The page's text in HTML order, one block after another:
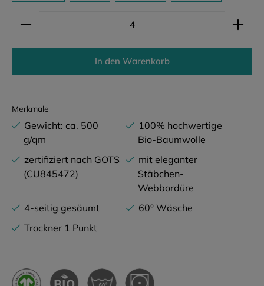
Produkt Anzahl: Gib den gewünschten Wert ein
In den Warenkorb
Merkmale
Gewicht: ca. 500
g/qm
100% hochwertige
Bio-Baumwolle
zertifiziert nach GOTS
(CU845472)
mit eleganter
Stäbchen-
Webbordüre
4-seitig gesäumt
60° Wäsche
Trockner 1 Punkt